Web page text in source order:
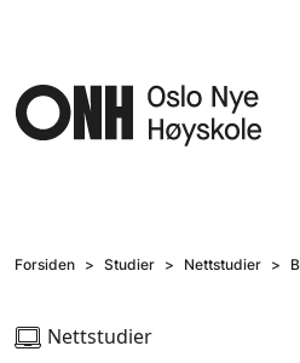
Forsiden Studier Nettstudier
Nettstudier